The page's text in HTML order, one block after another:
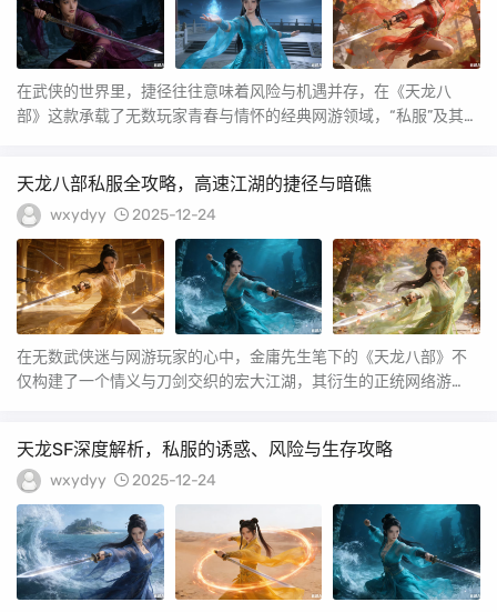
在武侠的世界里，捷径往往意味着风险与机遇并存，在《天龙八
部》这款承载了无数玩家青春与情怀的经典网游领域，“私服”及其相
天龙八部私服全攻略，高速江湖的捷径与暗礁
wxydyy 2025-12-24
在无数武侠迷与网游玩家的心中，金庸先生笔下的《天龙八部》不
仅构建了一个情义与刀剑交织的宏大江湖，其衍生的正统网络游
天龙SF深度解析，私服的诱惑、风险与生存攻略
wxydyy 2025-12-24